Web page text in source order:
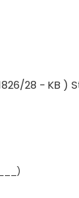
28 - KB )